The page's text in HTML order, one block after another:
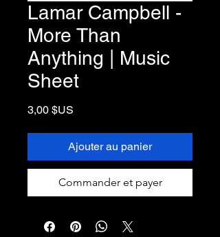
Lamar Campbell -
More Than
Anything | Music
Sheet
3,00 $US
Ajouter au panier
Commander et payer